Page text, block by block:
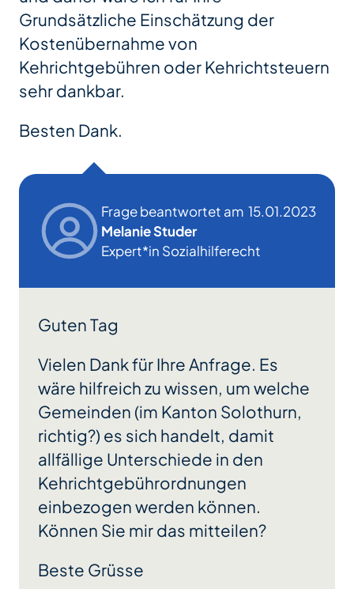
Grundsätzliche Einschätzung der
Kostenübernahme von
Kehrichtgebühren oder Kehrichtsteuern
sehr dankbar.
Besten Dank.
Frage beantwortet am 15.01.2023
Melanie Studer
Expert*in Sozialhilferecht
Guten Tag
Vielen Dank für Ihre Anfrage. Es
wäre hilfreich zu wissen, um welche
Gemeinden (im Kanton Solothurn,
richtig?) es sich handelt, damit
allfällige Unterschiede in den
Kehrichtgebührordnungen
einbezogen werden können.
Können Sie mir das mitteilen?
Beste Grüsse